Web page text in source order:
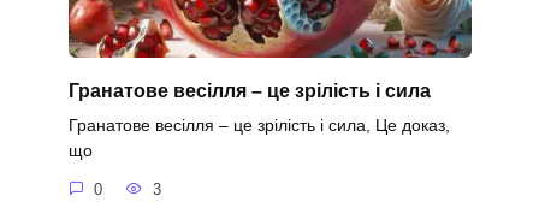
Гранатове весілля – це зрілість і сила
Гранатове весілля – це зрілість і сила, Це доказ,
що
0 3